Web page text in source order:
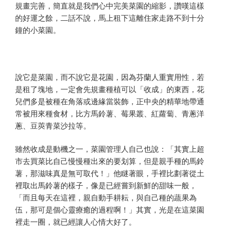
規畫完善，簡直就是我們心中完美菜園的縮影，讚嘆這樣
的好運之餘，二話不說，馬上租下這離住家走路不到十分
鐘的小菜園。
說它是菜園，而不說它是花園，因為芬蘭人重實用性，若
是租了塊地，一定會先規畫種植可以「收成」的東西，花
兒們多是被種在角落或邊緣當裝飾，正中央的精華地帶通
常被用來種食材，比方馬鈴薯、莓果叢、紅蘿蔔、青蔥洋
蔥、豆莢青菜沙拉等。
雖然收成是動機之一，菜園管理人自己也說：「其實上超
市去買菜比自己慢慢種出來的要划算，但是親手種的馬鈴
薯，那滋味真是無可取代！」他瞇著眼，手裡比劃著從土
裡取出馬鈴薯的樣子，像是已經嘗到新鮮的甜味一般，
「而且每天在這裡，親自動手耕耘，與自己種的蔬果為
伍，那可是個心靈療癒的過程啊！」其實，光是在這菜園
裡走一圈，就已經讓人心情大好了。